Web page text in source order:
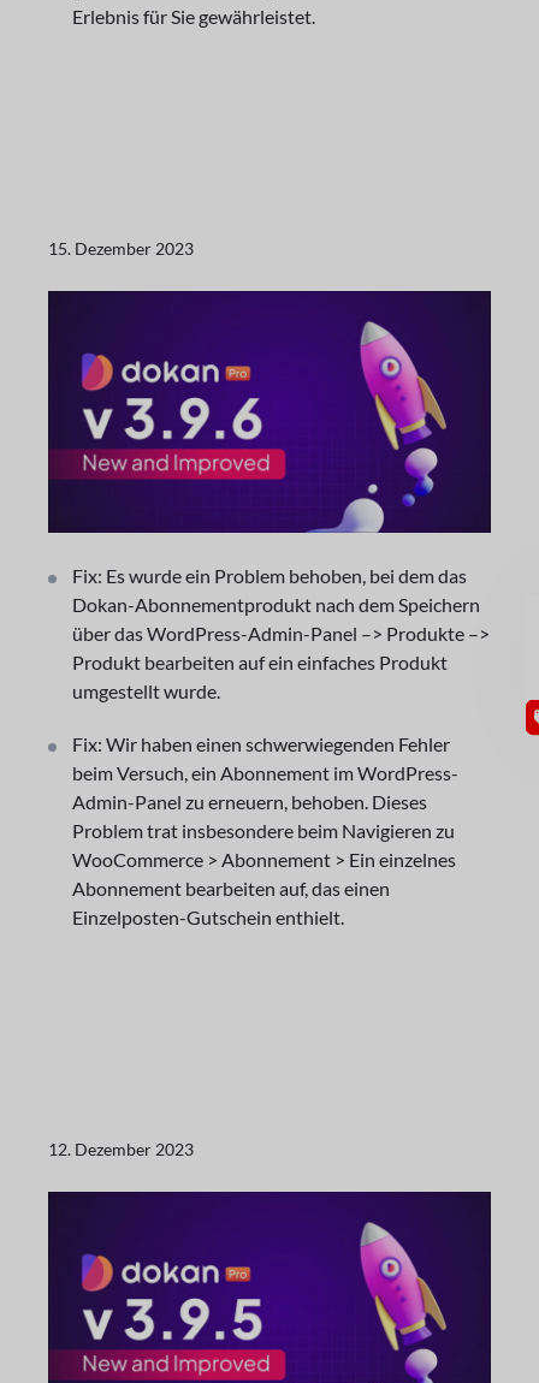
Erlebnis für Sie gewährleistet.
15. Dezember 2023
Fix: Es wurde ein Problem behoben, bei dem das
Dokan-Abonnementprodukt nach dem Speichern
über das WordPress-Admin-Panel –> Produkte –>
Produkt bearbeiten auf ein einfaches Produkt
umgestellt wurde.
Fix: Wir haben einen schwerwiegenden Fehler
beim Versuch, ein Abonnement im WordPress-
Admin-Panel zu erneuern, behoben. Dieses
Problem trat insbesondere beim Navigieren zu
WooCommerce > Abonnement > Ein einzelnes
Abonnement bearbeiten auf, das einen
Einzelposten-Gutschein enthielt.
12. Dezember 2023